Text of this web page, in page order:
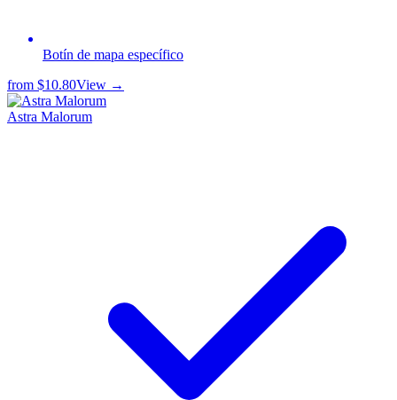
Botín de mapa específico
from $10.80View →
Astra Malorum